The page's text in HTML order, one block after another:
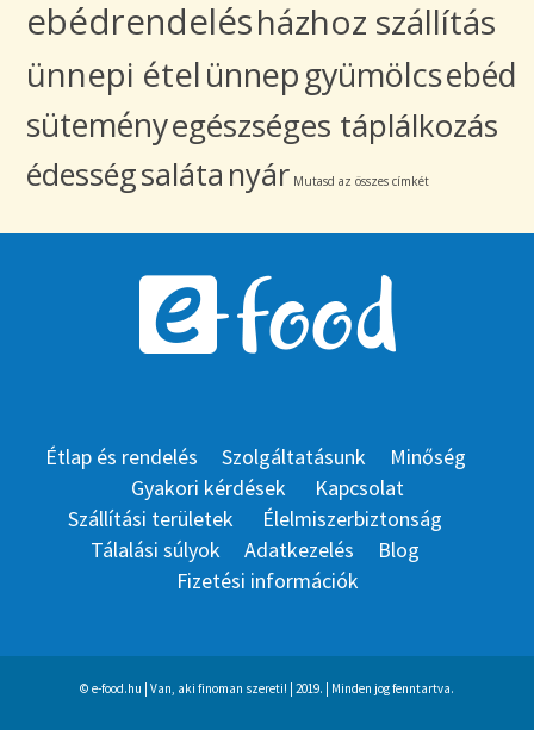
ebédrendelésházhoz szállítás
ünnepi ételünnepgyümölcsebéd
süteményegészséges táplálkozás
édességsaláta nyár Mutasd az összes címkét
Étlap és rendelés Szolgáltatásunk
Minőség
Gyakori kérdések
Kapcsolat
Szállítási területek
Élelmiszerbiztonság
Tálalási súlyok
Adatkezelés
Blog
Fizetési információk
© e-food.hu | Van, aki finoman szereti! | 2019. | Minden jog fenntartva.